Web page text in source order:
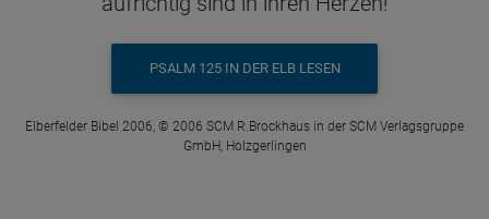
PSALM 125 IN DER ELB LESEN
Elberfelder Bibel 2006, © 2006 SCM R.Brockhaus in der SCM Verlagsgruppe
GmbH, Holzgerlingen